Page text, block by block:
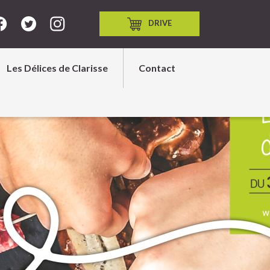
DRIVE
Les Délices de Clarisse Contact